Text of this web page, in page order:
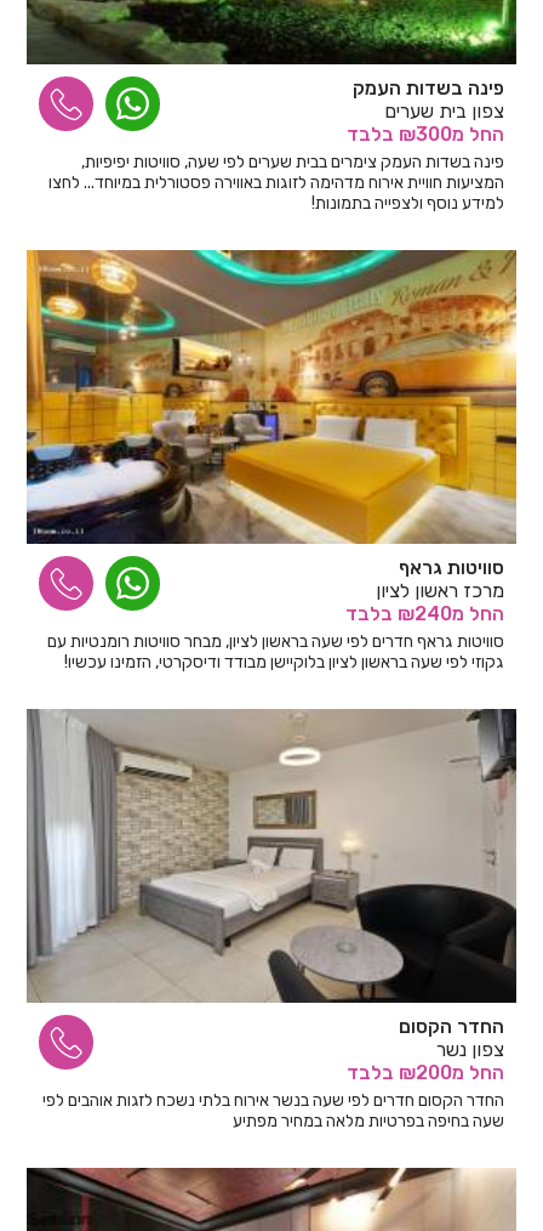
פינה בשדות העמק
צפון בית שערים
החל מ₪300 בלבד
פינה בשדות העמק צימרים בבית שערים לפי שעה, סוויטות יפיפיות,
המציעות חוויית אירוח מדהימה לזוגות באווירה פסטורלית במיוחד... לחצו
למידע נוסף ולצפייה בתמונות!
סוויטות גראף
מרכז ראשון לציון
החל מ₪240 בלבד
סוויטות גראף חדרים לפי שעה בראשון לציון, מבחר סוויטות רומנטיות עם
גקוזי לפי שעה בראשון לציון בלוקיישן מבודד ודיסקרטי, הזמינו עכשיו!
החדר הקסום
צפון נשר
החל מ₪200 בלבד
החדר הקסום חדרים לפי שעה בנשר אירוח בלתי נשכח לזגות אוהבים לפי
שעה בחיפה בפרטיות מלאה במחיר מפתיע